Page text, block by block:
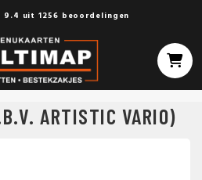
9.4 uit 1256 beoordelingen
ARTISTIC VARIO)